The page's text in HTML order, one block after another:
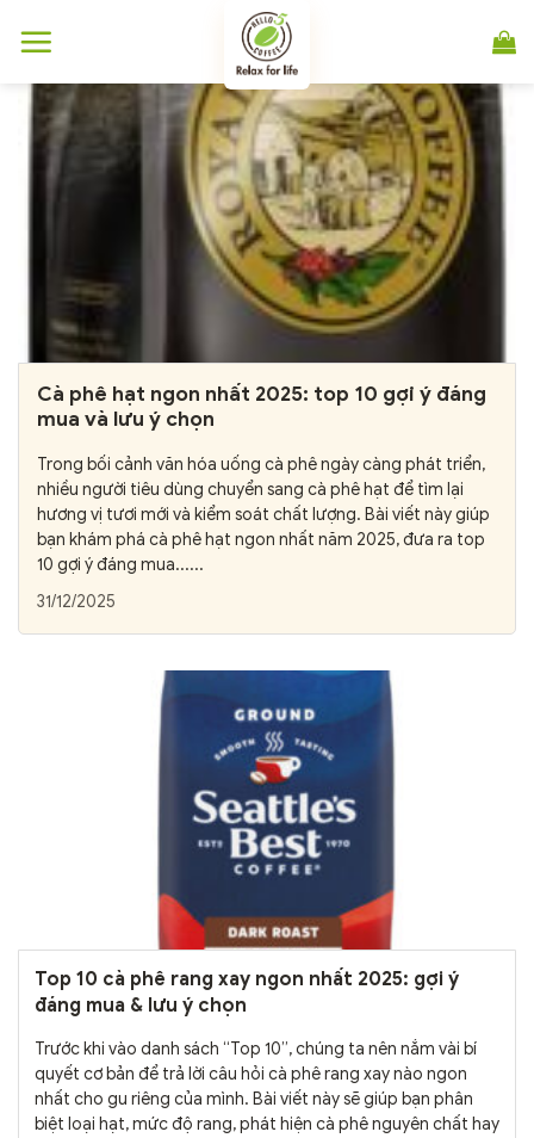
đến
dung
Cà phê hạt ngon nhất 2025: top 10 gợi ý đáng
mua và lưu ý chọn
Trong bối cảnh văn hóa uống cà phê ngày càng phát triển,
nhiều người tiêu dùng chuyển sang cà phê hạt để tìm lại
hương vị tươi mới và kiểm soát chất lượng. Bài viết này giúp
bạn khám phá cà phê hạt ngon nhất năm 2025, đưa ra top
10 gợi ý đáng mua......
31/12/2025
Top 10 cà phê rang xay ngon nhất 2025: gợi ý
đáng mua & lưu ý chọn
Trước khi vào danh sách “Top 10”, chúng ta nên nắm vài bí
quyết cơ bản để trả lời câu hỏi cà phê rang xay nào ngon
nhất cho gu riêng của mình. Bài viết này sẽ giúp bạn phân
biệt loại hạt, mức độ rang, phát hiện cà phê nguyên chất hay